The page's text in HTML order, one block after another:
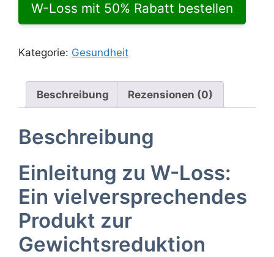
98,00 € 49,00 €.
W-Loss mit 50% Rabatt bestellen
Kategorie: Gesundheit
Beschreibung Rezensionen (0)
Beschreibung
Einleitung zu W-Loss:
Ein vielversprechendes
Produkt zur
Gewichtsreduktion